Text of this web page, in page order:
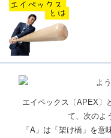
エイペックス〔APEX〕
て、次のよ
「A」は「架け橋」を